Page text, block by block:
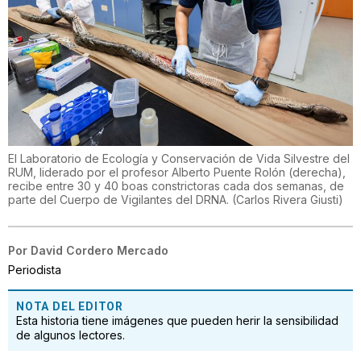
El Laboratorio de Ecología y Conservación de Vida Silvestre del
RUM, liderado por el profesor Alberto Puente Rolón (derecha),
recibe entre 30 y 40 boas constrictoras cada dos semanas, de
parte del Cuerpo de Vigilantes del DRNA. (Carlos Rivera Giusti)
Por David Cordero Mercado
Periodista
NOTA DEL EDITOR
Esta historia tiene imágenes que pueden herir la sensibilidad
de algunos lectores.